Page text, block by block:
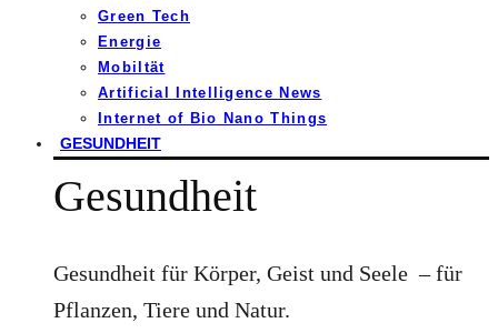
Green Tech
Energie
Mobiltät
Artificial Intelligence News
Internet of Bio Nano Things
GESUNDHEIT
Gesundheit
Gesundheit für Körper, Geist und Seele – für
Pflanzen, Tiere und Natur.